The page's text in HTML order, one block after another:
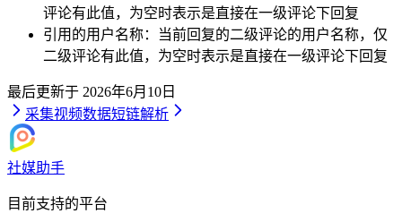
评论有此值，为空时表示是直接在一级评论下回复
引用的用户名称：当前回复的二级评论的用户名称，仅
二级评论有此值，为空时表示是直接在一级评论下回复
最后更新于 2026年6月10日
采集视频数据短链解析
社媒助手
目前支持的平台